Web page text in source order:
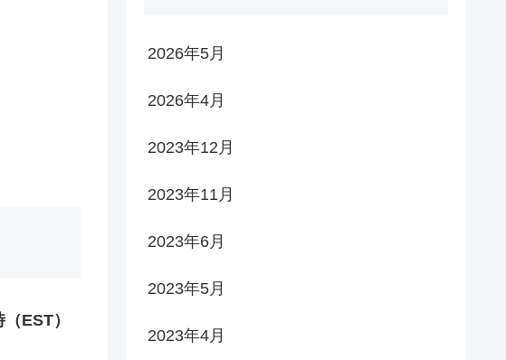
EST）
2026年5月
2026年4月
2023年12月
2023年11月
2023年6月
2023年5月
2023年4月